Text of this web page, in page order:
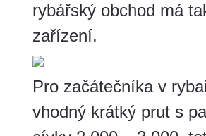
rybářský obchod má
zařízení.
Pro začátečníka v
vhodný krátký prut s